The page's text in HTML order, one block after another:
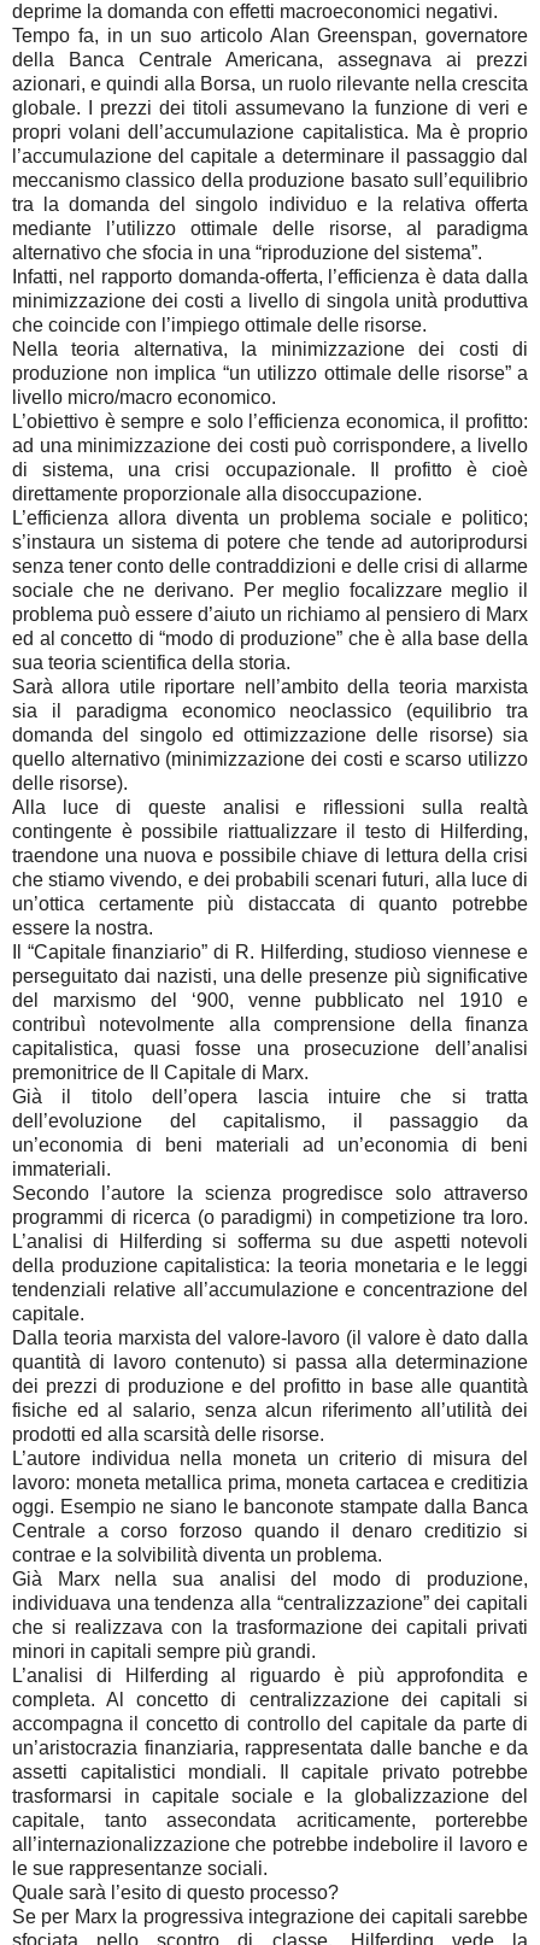
deprime la domanda con effetti macroeconomici negativi.
Tempo fa, in un suo articolo Alan Greenspan, governatore
della Banca Centrale Americana, assegnava ai prezzi
azionari, e quindi alla Borsa, un ruolo rilevante nella crescita
globale. I prezzi dei titoli assumevano la funzione di veri e
propri volani dell’accumulazione capitalistica. Ma è proprio
l’accumulazione del capitale a determinare il passaggio dal
meccanismo classico della produzione basato sull’equilibrio
tra la domanda del singolo individuo e la relativa offerta
mediante l’utilizzo ottimale delle risorse, al paradigma
alternativo che sfocia in una “riproduzione del sistema”.
Infatti, nel rapporto domanda-offerta, l’efficienza è data dalla
minimizzazione dei costi a livello di singola unità produttiva
che coincide con l’impiego ottimale delle risorse.
Nella teoria alternativa, la minimizzazione dei costi di
produzione non implica “un utilizzo ottimale delle risorse” a
livello micro/macro economico.
L’obiettivo è sempre e solo l’efficienza economica, il profitto:
ad una minimizzazione dei costi può corrispondere, a livello
di sistema, una crisi occupazionale. Il profitto è cioè
direttamente proporzionale alla disoccupazione.
L’efficienza allora diventa un problema sociale e politico;
s’instaura un sistema di potere che tende ad autoriprodursi
senza tener conto delle contraddizioni e delle crisi di allarme
sociale che ne derivano. Per meglio focalizzare meglio il
problema può essere d’aiuto un richiamo al pensiero di Marx
ed al concetto di “modo di produzione” che è alla base della
sua teoria scientifica della storia.
Sarà allora utile riportare nell’ambito della teoria marxista
sia il paradigma economico neoclassico (equilibrio tra
domanda del singolo ed ottimizzazione delle risorse) sia
quello alternativo (minimizzazione dei costi e scarso utilizzo
delle risorse).
Alla luce di queste analisi e riflessioni sulla realtà
contingente è possibile riattualizzare il testo di Hilferding,
traendone una nuova e possibile chiave di lettura della crisi
che stiamo vivendo, e dei probabili scenari futuri, alla luce di
un’ottica certamente più distaccata di quanto potrebbe
essere la nostra.
Il “Capitale finanziario” di R. Hilferding, studioso viennese e
perseguitato dai nazisti, una delle presenze più significative
del marxismo del ‘900, venne pubblicato nel 1910 e
contribuì notevolmente alla comprensione della finanza
capitalistica, quasi fosse una prosecuzione dell’analisi
premonitrice de Il Capitale di Marx.
Già il titolo dell’opera lascia intuire che si tratta
dell’evoluzione del capitalismo, il passaggio da
un’economia di beni materiali ad un’economia di beni
immateriali.
Secondo l’autore la scienza progredisce solo attraverso
programmi di ricerca (o paradigmi) in competizione tra loro.
L’analisi di Hilferding si sofferma su due aspetti notevoli
della produzione capitalistica: la teoria monetaria e le leggi
tendenziali relative all’accumulazione e concentrazione del
capitale.
Dalla teoria marxista del valore-lavoro (il valore è dato dalla
quantità di lavoro contenuto) si passa alla determinazione
dei prezzi di produzione e del profitto in base alle quantità
fisiche ed al salario, senza alcun riferimento all’utilità dei
prodotti ed alla scarsità delle risorse.
L’autore individua nella moneta un criterio di misura del
lavoro: moneta metallica prima, moneta cartacea e creditizia
oggi. Esempio ne siano le banconote stampate dalla Banca
Centrale a corso forzoso quando il denaro creditizio si
contrae e la solvibilità diventa un problema.
Già Marx nella sua analisi del modo di produzione,
individuava una tendenza alla “centralizzazione” dei capitali
che si realizzava con la trasformazione dei capitali privati
minori in capitali sempre più grandi.
L’analisi di Hilferding al riguardo è più approfondita e
completa. Al concetto di centralizzazione dei capitali si
accompagna il concetto di controllo del capitale da parte di
un’aristocrazia finanziaria, rappresentata dalle banche e da
assetti capitalistici mondiali. Il capitale privato potrebbe
trasformarsi in capitale sociale e la globalizzazione del
capitale, tanto assecondata acriticamente, porterebbe
all’internazionalizzazione che potrebbe indebolire il lavoro e
le sue rappresentanze sociali.
Quale sarà l’esito di questo processo?
Se per Marx la progressiva integrazione dei capitali sarebbe